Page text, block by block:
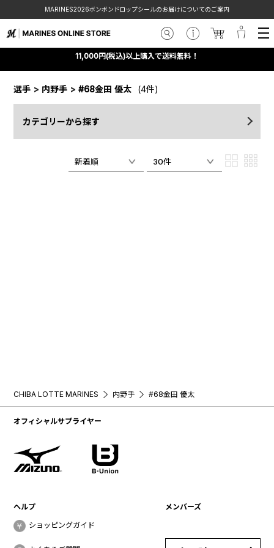
MARINES2026ボンボンドロップシールのお届けについてのご案内
11,000円(税込)以上購入で送料無料！
選手 > 内野手 >#68金田 優太 (4件)
カテゴリーから探す
新着順 30件
CHIBA LOTTE MARINES 内野手 #68金田 優太
オフィシャルサプライヤー
ヘルプ
ショッピングガイド
メンバーズ